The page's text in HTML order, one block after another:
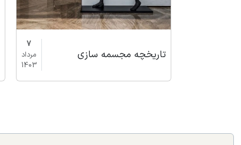
تاریخچه مجسمه سازی
7
مرداد
1403